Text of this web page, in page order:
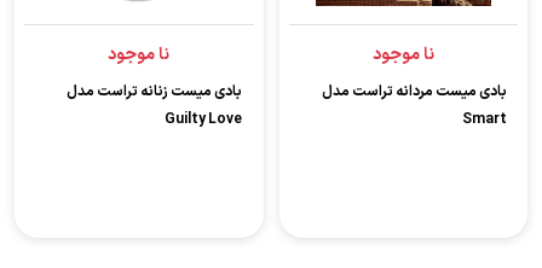
نا موجود
بادی میست مردانه تراست مدل
Smart
نا موجود
بادی میست زنانه تراست مدل
Guilty Love